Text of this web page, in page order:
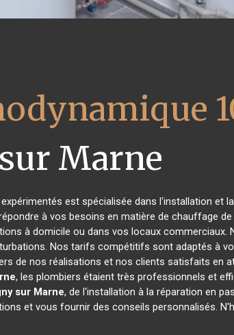
sur Marne
est spécialisée dans l'installation et
à vos besoins en matière de chauffage
à domicile ou dans vos locaux commerciaux.
Nos tarifs compétitifs sont adaptés à
de nos réalisations et nos clients satisfaits en
, les plombiers étaient très professionnels et
sur Marne, de l'installation à la réparation en
et vous fournir des conseils personnalisés.